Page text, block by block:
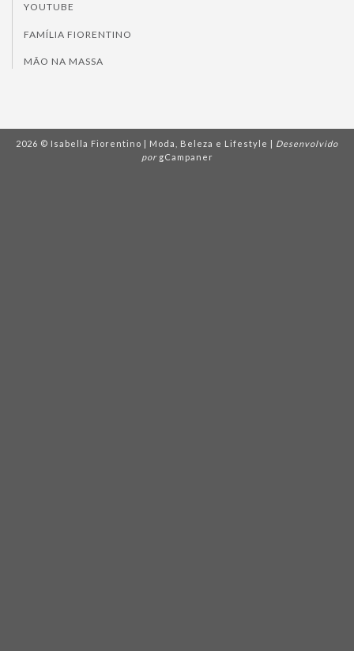
YOUTUBE
FAMÍLIA FIORENTINO
MÃO NA MASSA
2026 © Isabella Fiorentino | Moda, Beleza e Lifestyle | Desenvolvido
por gCampaner